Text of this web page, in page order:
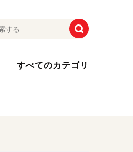
すべてのカテゴリ